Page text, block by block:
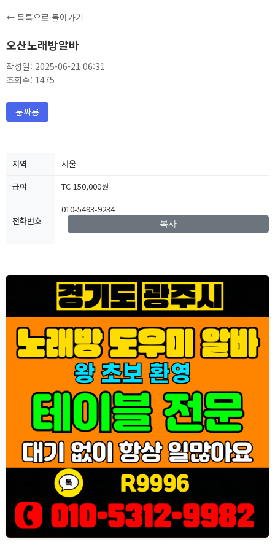
← 목록으로 돌아가기
오산노래방알바
작성일: 2025-06-21 06:31
조회수: 1475
룸싸롱
지역
서울
급여
TC 150,000원
전화번호
010-5493-9234
복사